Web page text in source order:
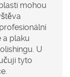
mohou
profesionální
a plaku
. U
tyto